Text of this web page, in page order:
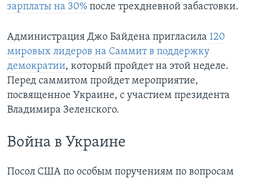
зарплаты на 30% после трехдневной забастовки.
Администрация Джо Байдена пригласила 120
мировых лидеров на Саммит в поддержку
демократии, который пройдет на этой неделе.
Перед саммитом пройдет мероприятие,
посвященное Украине, с участием президента
Владимира Зеленского.
Война в Украине
Посол США по особым поручениям по вопросам